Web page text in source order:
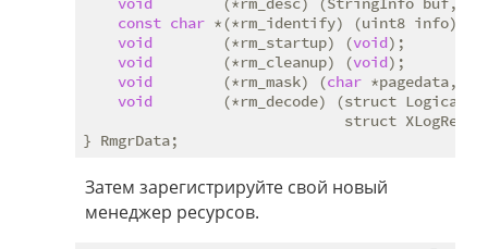
const char *(*rm_identify) (uint8 info);
void
        (*rm_startup) (
void);
void
        (*rm_cleanup) (
void);
void
        (*rm_mask) (
char *pagedata,
void
(*rm_decode) (struct
struct
Затем зарегистрируйте свой новый
менеджер ресурсов.